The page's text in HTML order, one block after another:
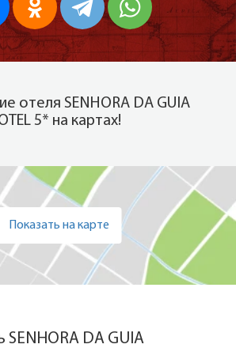
отеля SENHORA DA GUIA
5* на картах!
Показать на карте
SENHORA DA GUIA